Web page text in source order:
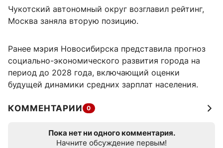
Чукотский автономный округ возглавил рейтинг,
Москва заняла вторую позицию.
Ранее мэрия Новосибирска представила прогноз
социально-экономического развития города на
период до 2028 года, включающий оценки
будущей динамики средних зарплат населения.
КОММЕНТАРИИ 0
Пока нет ни одного комментария.
Начните обсуждение первым!